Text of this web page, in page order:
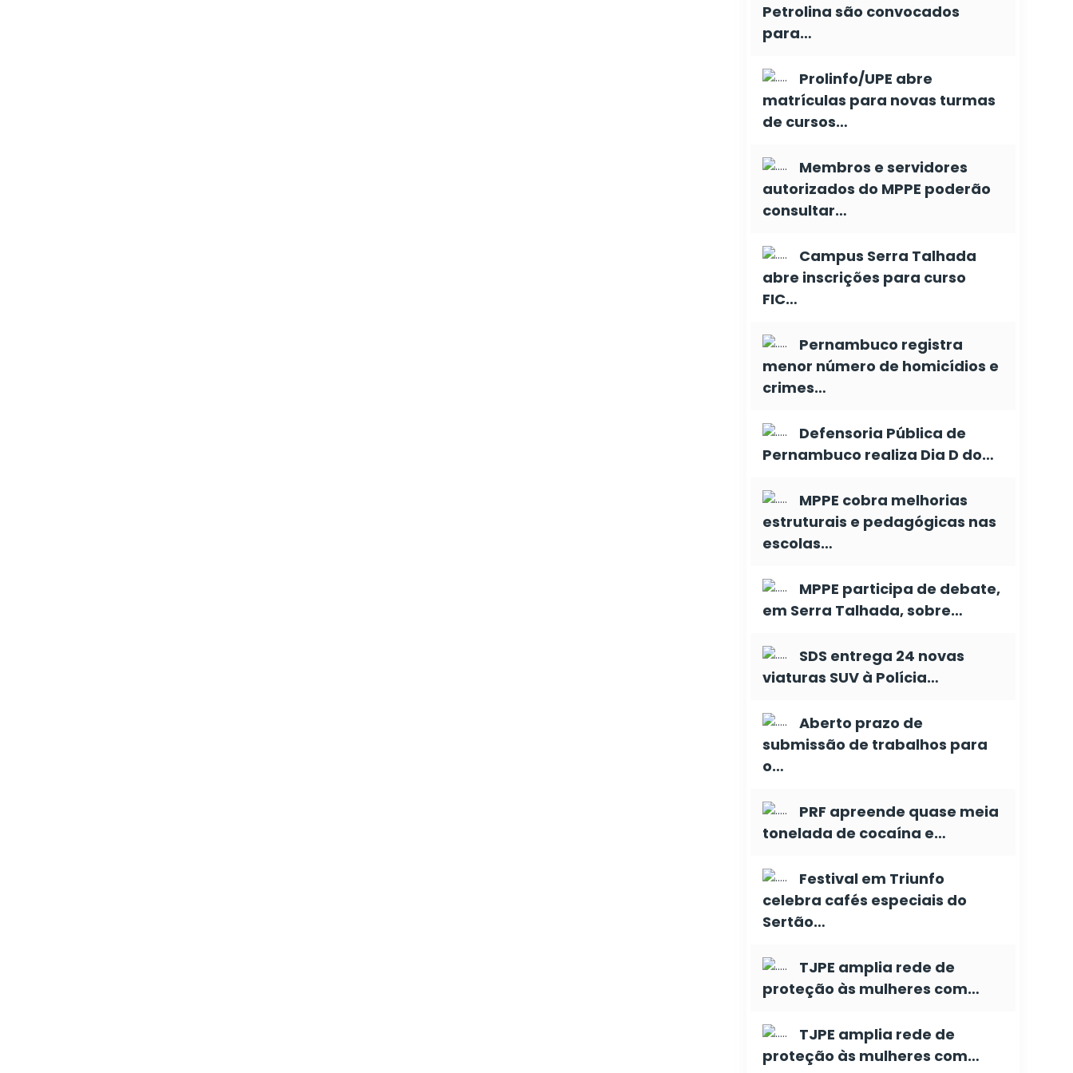
Petrolina são convocados
para…
Prolinfo/UPE abre
matrículas para novas turmas
de cursos…
Membros e servidores
autorizados do MPPE poderão
consultar…
Campus Serra Talhada
abre inscrições para curso
FIC…
Pernambuco registra
menor número de homicídios e
crimes…
Defensoria Pública de
Pernambuco realiza Dia D do…
MPPE cobra melhorias
estruturais e pedagógicas nas
escolas…
MPPE participa de debate,
em Serra Talhada, sobre…
SDS entrega 24 novas
viaturas SUV à Polícia…
Aberto prazo de
submissão de trabalhos para
o…
PRF apreende quase meia
tonelada de cocaína e…
Festival em Triunfo
celebra cafés especiais do
Sertão…
TJPE amplia rede de
proteção às mulheres com…
TJPE amplia rede de
proteção às mulheres com…